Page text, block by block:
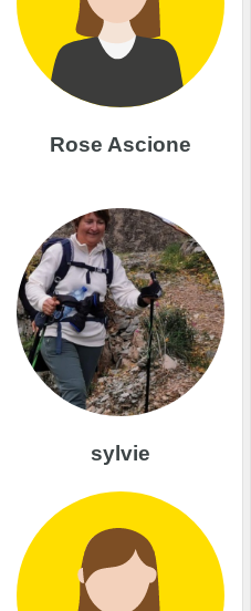
Rose Ascione
sylvie